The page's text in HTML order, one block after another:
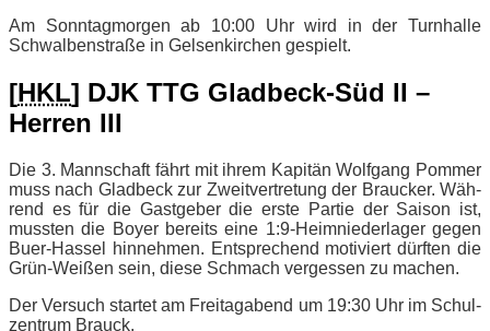
Am Sonn­tag­mor­gen ab 10:00 Uhr wird in der Turn­hal­le
Schwal­ben­stra­ße in Gel­sen­kir­chen gespielt.
[HKL] DJK TTG Glad­beck-Süd II –
Her­ren III
Die 3. Mann­schaft fährt mit ih­rem Ka­pi­tän Wolf­gang Pom­mer
muss nach Glad­beck zur Zweit­ver­tre­tung der Brau­cker. Wäh­
rend es für die Gast­ge­ber die ers­te Par­tie der Sai­son ist,
muss­ten die Boy­er be­reits eine 1:9‑Heimniederlager ge­gen
Buer-Has­sel hin­neh­men. Ent­spre­chend mo­ti­viert dürf­ten die
Grün-Wei­ßen sein, die­se Schmach ver­ges­sen zu machen.
Der Ver­such star­tet am Frei­tag­abend um 19:30 Uhr im Schul­
zen­trum Brauck.